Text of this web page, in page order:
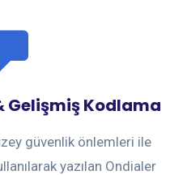
Gelişmiş Kodlama
güvenlik önlemleri ile
yazılan Ondialer